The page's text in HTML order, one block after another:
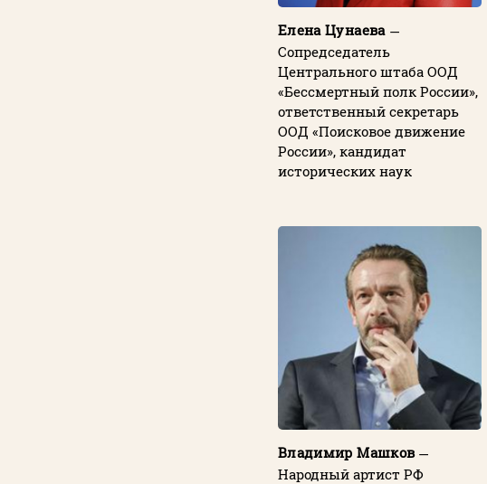
Елена Цунаева—
Сопредседатель
Центрального штаба ООД
«Бессмертный полк России»,
ответственный секретарь
ООД «Поисковое движение
России», кандидат
исторических наук
Владимир Машков—
Народный артист РФ